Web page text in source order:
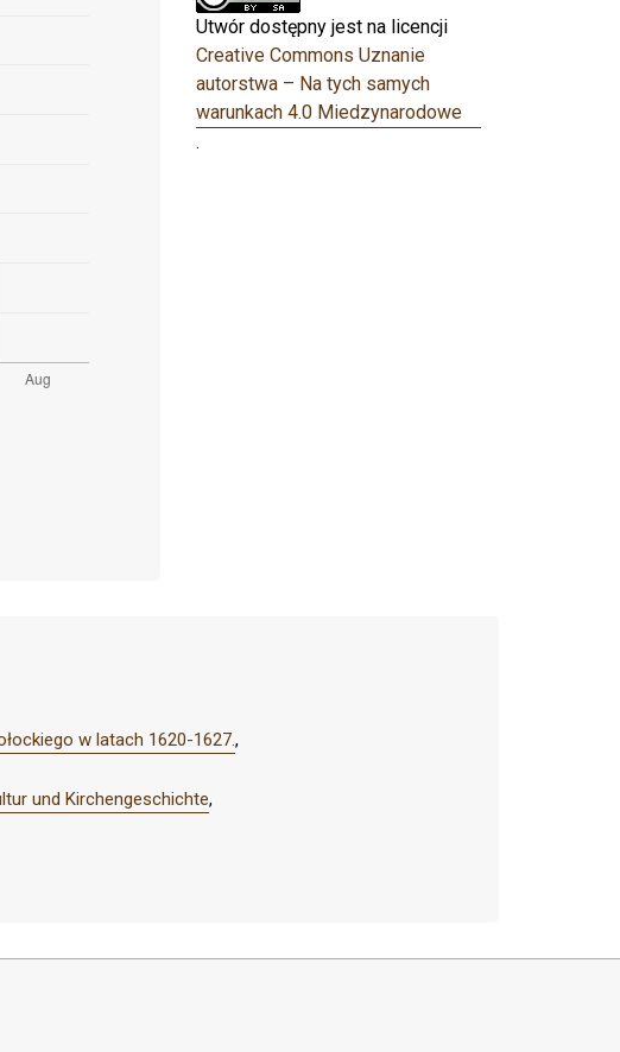
Utwór dostępny jest na licencji
Creative Commons Uznanie
autorstwa – Na tych samych
warunkach 4.0 Miedzynarodowe
.
w latach 1620-1627.,
und Kirchengeschichte,